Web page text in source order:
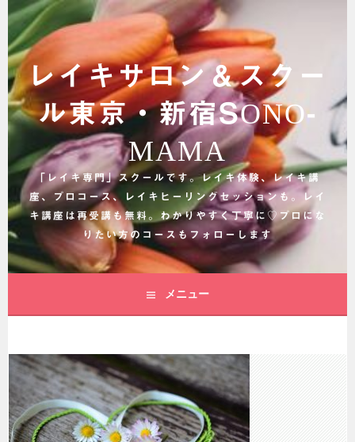
コ
ン
テ
ン
ツ
へ
ス
ッ
レイキサロン＆スクー
ル東京・新宿SONO-
MAMA
「レイキ専門」スクールです。レイキ体験、レイキ講
座、プロコース、レイキヒーリングセッションも。レイ
キ講座は再受講も無料。わかりやすく丁寧に♡プロにな
りたい方のコースもフォローします
メニュー